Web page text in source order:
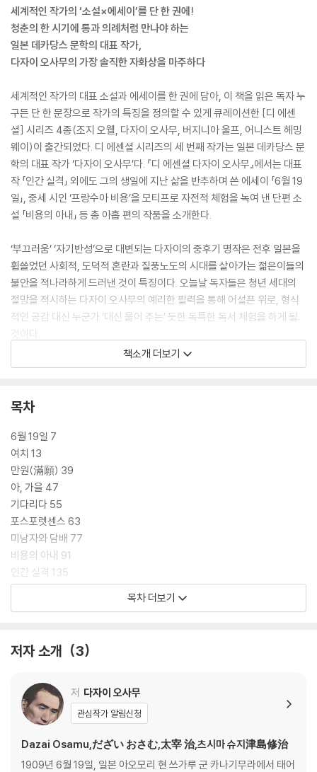
세계적인 작가의 ‘소설×에세이’를 단 한 권에!
청춘의 한 시기에 통과 의례처럼 만나야 하는
일본 데카당스 문학의 대표 작가,
다자이 오사무의 가장 솔직한 자화상을 마주하다
세계적인 작가의 대표 소설과 에세이를 한 권에 담아, 이 책을 읽은 독자 누
구든 단 한 문장으로 작가의 특징을 정의할 수 있게 큐레이션한 [디 에센
셜] 시리즈 4종(조지 오웰, 다자이 오사무, 버지니아 울프, 어니스트 헤밍
웨이)이 출간되었다. 디 에센셜 시리즈의 세 번째 작가는 일본 데카당스 문
학의 대표 작가 ‘다자이 오사무’다. 『디 에센셜 다자이 오사무』에서는 대표
작 「인간 실격」 외에도 그의 생일에 지난 삶을 반추하며 쓴 에세이 「6월 19
일」, 중세 시인 ‘프랑수아 비용’을 모티프로 자전적 체험을 녹여 낸 단편 소
설 「비용의 아내」 등 총 아홉 편의 작품을 소개한다.
‘부끄러움’ ‘자기반성’으로 대변되는 다자이의 중후기 명작은 전후 일본을
휩쓸었던 사회적, 도덕적 혼란과 질풍노도의 시대를 살아가는 젊은이들의
불안을 적나라하게 드러낸 것이 특징이다. 오늘날 독자들은 청년 세대의
절망을 적시하는 다자이 오사무의 예리한 필력을 통해 어설픈 위로, 형식
적인 공감 대신 누군가 ‘대신 울어 주는’ 듯한 독특한 독서 체험을 하게 될
것이다.
[디 에센셜 에디션]은 소설과 에세이를 함께 소개하는 것이 특징이지만,
애되지 않고 장년기 작가의 솔직한 얼굴을 드러내는 중후기 명작들을 선별
「인간 실격」을 제외하고 「비용의 아내」를 포함해 나머지 여덟 작품은 모두
번역가 유숙자에 의해 새롭게 번역되었다.
책소개 더보기
목차
6월 19일 7
여치 13
만원(滿願) 39
아, 가을 47
기다리다 55
포스포렛센스 63
미남자와 담배 77
비용의 아내 91
인간 실격 135
목차 더보기
저자 소개 3
저 다자이 오사무
관심작가 알림신청
Dazai Osamu,だざい おさむ,太宰 治,츠시마 슈지津島修治
1909년 6월 19일, 일본 아오모리 현 쓰가루 군 카나기무라에서 태어